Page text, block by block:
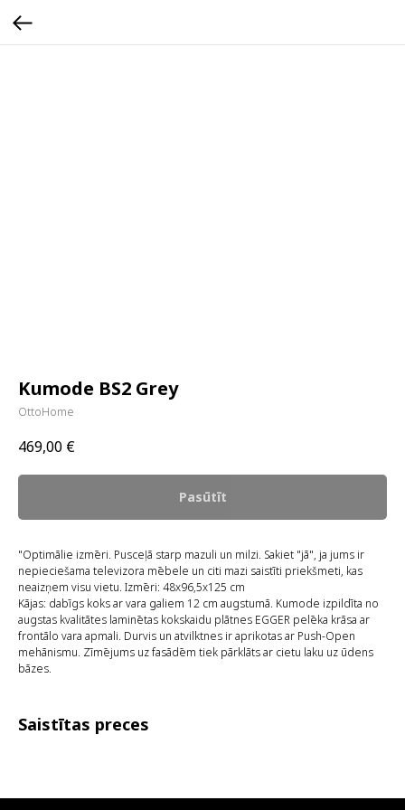
Kumode BS2 Grey
OttoHome
469,00 €
Pasūtīt
"Optimālie izmēri. Pusceļā starp mazuli un milzi. Sakiet "jā", ja jums ir
nepieciešama televizora mēbele un citi mazi saistīti priekšmeti, kas
neaizņem visu vietu. Izmēri: 48x96,5x125 cm
Kājas: dabīgs koks ar vara galiem 12 cm augstumā. Kumode izpildīta no
augstas kvalitātes laminētas kokskaidu plātnes EGGER pelēka krāsa ar
frontālo vara apmali. Durvis un atvilktnes ir aprikotas ar Push-Open
mehānismu. Zīmējums uz fasādēm tiek pārklāts ar cietu laku uz ūdens
bāzes.
Saistītas preces